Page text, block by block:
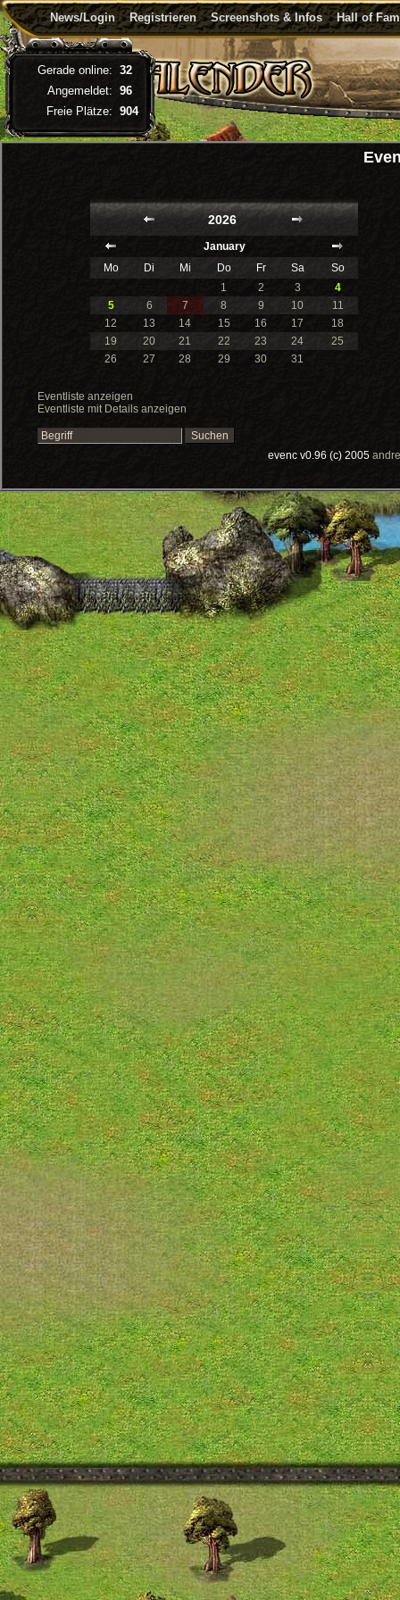
News/Login Registrieren Screenshots & Infos Hall of
2026
January
Mo
Di Mi Do Fr Sa
So
1
2 3
4
5
6 7 8 9 10
11
12
13 14 15 16 17
18
19
20 21 22 23 24
25
26
27 28 29 30 31
Eventliste anzeigen
Eventliste mit Details anzeigen
evenc v0.96 (c) 2005
Gerade online: 32
Angemeldet: 96
Freie Plätze: 904